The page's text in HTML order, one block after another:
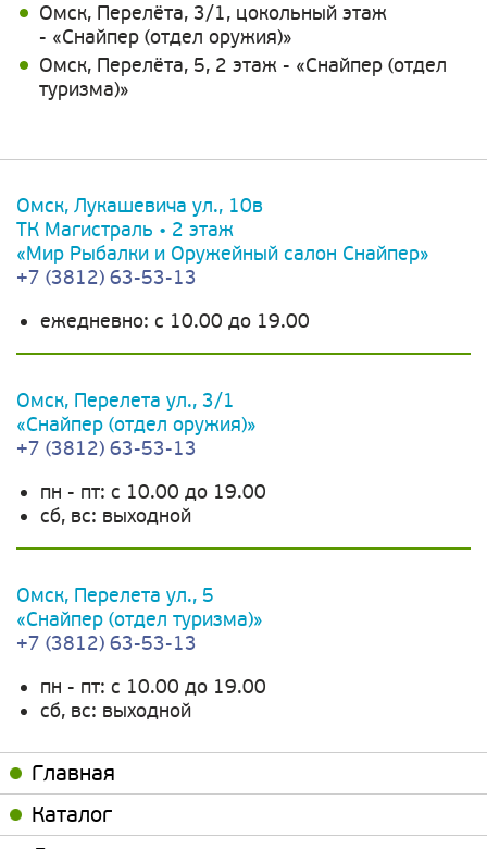
Омск, Перелёта, 3/1, цокольный этаж
- «Снайпер (отдел оружия)»
Омск, Перелёта, 5, 2 этаж - «Снайпер (отдел
туризма)»
Омск, Лукашевича ул., 10в
ТК Магистраль • 2 этаж
«Мир Рыбалки и Оружейный салон Снайпер»
+7 (3812) 63-53-13
ежедневно: c 10.00 до 19.00
Омск, Перелета ул., 3/1
«Снайпер (отдел оружия)»
+7 (3812) 63-53-13
пн - пт: c 10.00 до 19.00
сб, вс: выходной
Омск, Перелета ул., 5
«Снайпер (отдел туризма)»
+7 (3812) 63-53-13
пн - пт: c 10.00 до 19.00
сб, вс: выходной
Главная
Каталог